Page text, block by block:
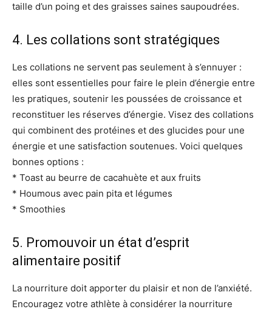
taille d’un poing et des graisses saines saupoudrées.
4. Les collations sont stratégiques
Les collations ne servent pas seulement à s’ennuyer :
elles sont essentielles pour faire le plein d’énergie entre
les pratiques, soutenir les poussées de croissance et
reconstituer les réserves d’énergie. Visez des collations
qui combinent des protéines et des glucides pour une
énergie et une satisfaction soutenues. Voici quelques
bonnes options :
* Toast au beurre de cacahuète et aux fruits
* Houmous avec pain pita et légumes
* Smoothies
5. Promouvoir un état d’esprit
alimentaire positif
La nourriture doit apporter du plaisir et non de l’anxiété.
Encouragez votre athlète à considérer la nourriture